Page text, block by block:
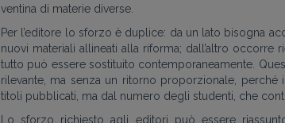
ventina di materie diverse.
Per l’editore lo sforzo è duplice: da un lato bisogna
nuovi materiali allineati alla riforma; dall’altro
tutto può essere sostituito contemporaneamente.
rilevante, ma senza un ritorno proporzionale,
titoli pubblicati, ma dal numero degli studenti, che
Lo sforzo richiesto agli editori può essere